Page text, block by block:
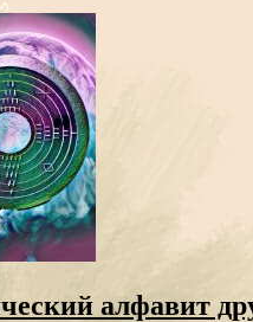
алфавит